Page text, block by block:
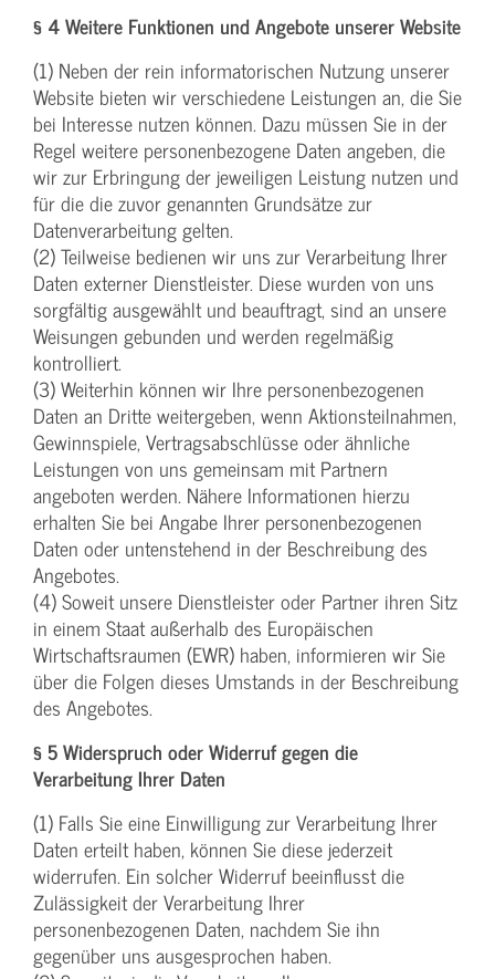
§ 4 Weitere Funktionen und Angebote unserer Website
(1) Neben der rein informatorischen Nutzung unserer
Website bieten wir verschiedene Leistungen an, die Sie
bei Interesse nutzen können. Dazu müssen Sie in der
Regel weitere personenbezogene Daten angeben, die
wir zur Erbringung der jeweiligen Leistung nutzen und
für die die zuvor genannten Grundsätze zur
Datenverarbeitung gelten.
(2) Teilweise bedienen wir uns zur Verarbeitung Ihrer
Daten externer Dienstleister. Diese wurden von uns
sorgfältig ausgewählt und beauftragt, sind an unsere
Weisungen gebunden und werden regelmäßig
kontrolliert.
(3) Weiterhin können wir Ihre personenbezogenen
Daten an Dritte weitergeben, wenn Aktionsteilnahmen,
Gewinnspiele, Vertragsabschlüsse oder ähnliche
Leistungen von uns gemeinsam mit Partnern
angeboten werden. Nähere Informationen hierzu
erhalten Sie bei Angabe Ihrer personenbezogenen
Daten oder untenstehend in der Beschreibung des
Angebotes.
(4) Soweit unsere Dienstleister oder Partner ihren Sitz
in einem Staat außerhalb des Europäischen
Wirtschaftsraumen (EWR) haben, informieren wir Sie
über die Folgen dieses Umstands in der Beschreibung
des Angebotes.
§ 5 Widerspruch oder Widerruf gegen die
Verarbeitung Ihrer Daten
(1) Falls Sie eine Einwilligung zur Verarbeitung Ihrer
Daten erteilt haben, können Sie diese jederzeit
widerrufen. Ein solcher Widerruf beeinflusst die
Zulässigkeit der Verarbeitung Ihrer
personenbezogenen Daten, nachdem Sie ihn
gegenüber uns ausgesprochen haben.